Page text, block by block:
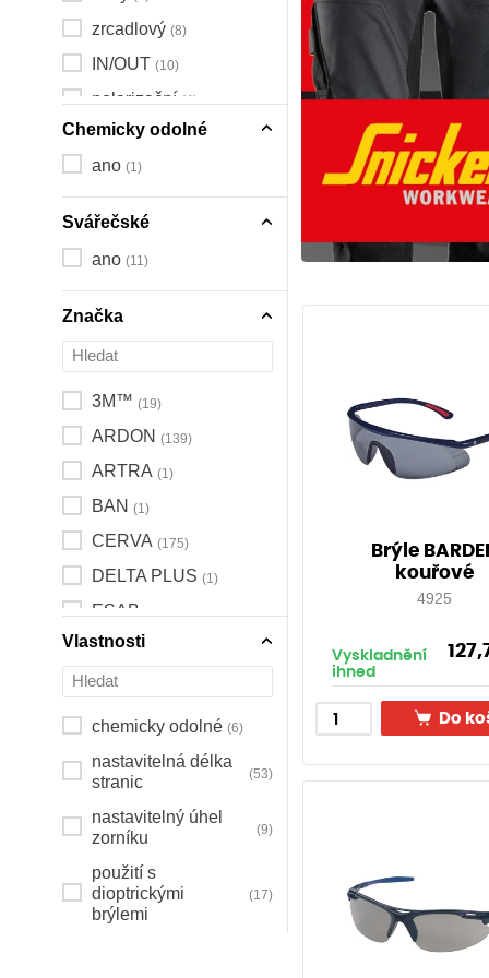
zrcadlový (8)
IN/OUT (10)
polarizační (4)
oranžový (3)
zelený
hnědý
Chemicky odolné
ano (1)
Svářečské
ano (11)
Značka
3M™ (19)
ARDON (139)
ARTRA (1)
BAN (1)
CERVA (175)
DELTA PLUS (1)
ESAB (11)
JSP (60)
UVEX
Vlastnosti
chemicky odolné (6)
nastavitelná délka
stranic
(53)
nastavitelný úhel
zorníku
(9)
použití s
dioptrickými
brýlemi
(17)
Brýle
kouřové
4925
Vyskladnění
ihned
Do